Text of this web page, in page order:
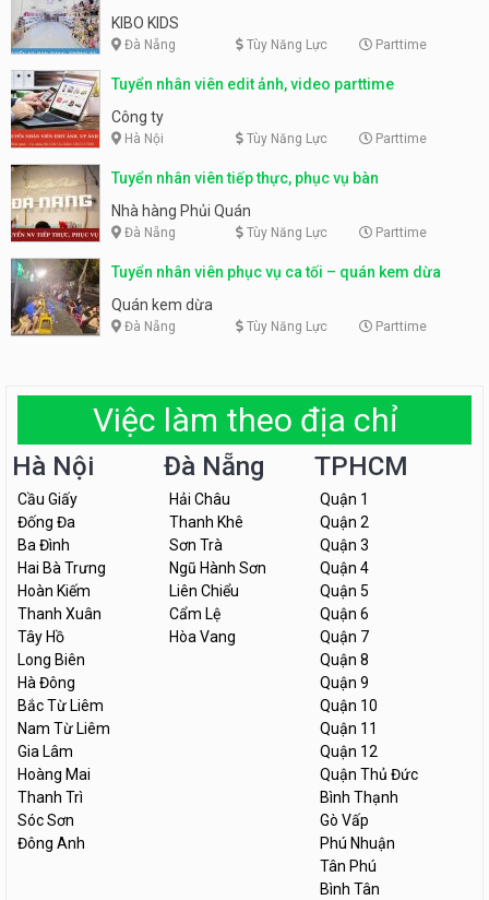
KIBO KIDS
Đà Nẵng Tùy Năng Lực Parttime
Tuyển nhân viên edit ảnh, video parttime
Công ty
Hà Nội Tùy Năng Lực Parttime
Tuyển nhân viên tiếp thực, phục vụ bàn
Nhà hàng Phủi Quán
Đà Nẵng Tùy Năng Lực Parttime
Tuyển nhân viên phục vụ ca tối – quán kem dừa
Quán kem dừa
Đà Nẵng Tùy Năng Lực Parttime
Việc làm theo địa chỉ
Hà Nội
Cầu Giấy
Đống Đa
Ba Đình
Hai Bà Trưng
Hoàn Kiếm
Thanh Xuân
Tây Hồ
Long Biên
Hà Đông
Bắc Từ Liêm
Nam Từ Liêm
Gia Lâm
Hoàng Mai
Thanh Trì
Sóc Sơn
Đông Anh
Đà Nẵng
Hải Châu
Thanh Khê
Sơn Trà
Ngũ Hành Sơn
Liên Chiểu
Cẩm Lệ
Hòa Vang
TPHCM
Quận 1
Quận 2
Quận 3
Quận 4
Quận 5
Quận 6
Quận 7
Quận 8
Quận 9
Quận 10
Quận 11
Quận 12
Quận Thủ Đức
Bình Thạnh
Gò Vấp
Phú Nhuận
Tân Phú
Bình Tân